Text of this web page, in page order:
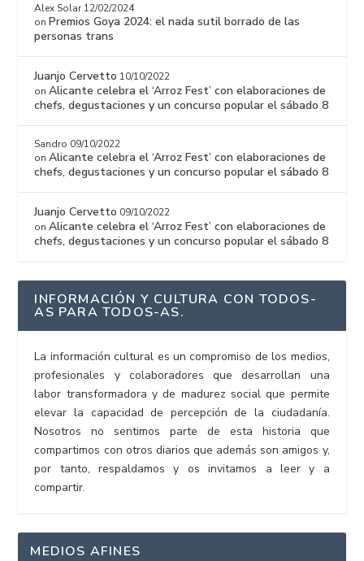
Alex Solar 12/02/2024
on Premios Goya 2024: el nada sutil borrado de las
personas trans
Juanjo Cervetto 10/10/2022
onAlicante celebra el ‘Arroz Fest’ con elaboraciones de
chefs, degustaciones y un concurso popular el sábado 8
Sandro 09/10/2022
onAlicante celebra el ‘Arroz Fest’ con elaboraciones de
chefs, degustaciones y un concurso popular el sábado 8
Juanjo Cervetto 09/10/2022
onAlicante celebra el ‘Arroz Fest’ con elaboraciones de
chefs, degustaciones y un concurso popular el sábado 8
INFORMACIÓN Y CULTURA CON TODOS-
AS PARA TODOS-AS.
La información cultural es un compromiso de los medios,
profesionales y colaboradores que desarrollan una
labor transformadora y de madurez social que permite
elevar la capacidad de percepción de la ciudadanía.
Nosotros no sentimos parte de esta historia que
compartimos con otros diarios que además son amigos y,
por tanto, respaldamos y os invitamos a leer y a
compartir.
MEDIOS AFINES